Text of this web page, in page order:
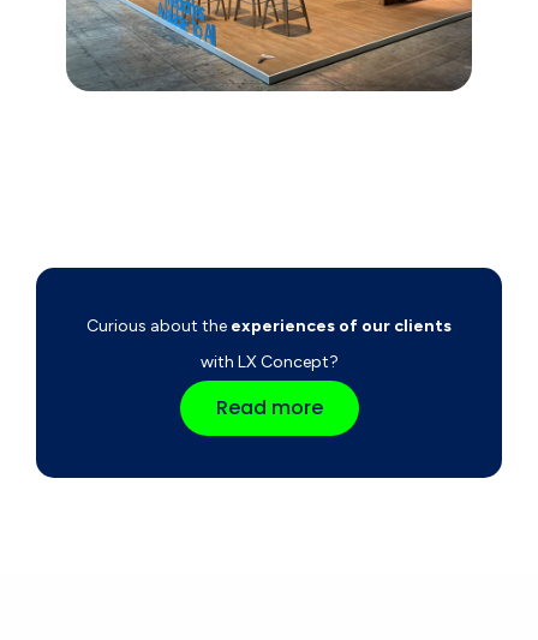
Curious about the experiences of our clients
with LX Concept?
Read more